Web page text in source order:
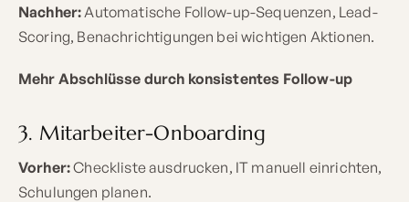
Nachher:Automatische Follow-up-Sequenzen, Lead-
Scoring, Benachrichtigungen bei wichtigen Aktionen.
Mehr Abschlüsse durch konsistentes Follow-up
3. Mitarbeiter-Onboarding
Vorher:Checkliste ausdrucken, IT manuell einrichten,
Schulungen planen.